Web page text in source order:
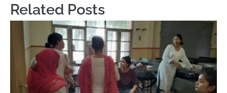
Related Posts